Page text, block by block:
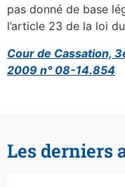
pas donné de base
l’article 23 de la loi
Cour de Cassation,
2009 n° 08-14.854
Les derniers